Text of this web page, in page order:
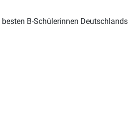
B-Schülerinnen Deutschlands